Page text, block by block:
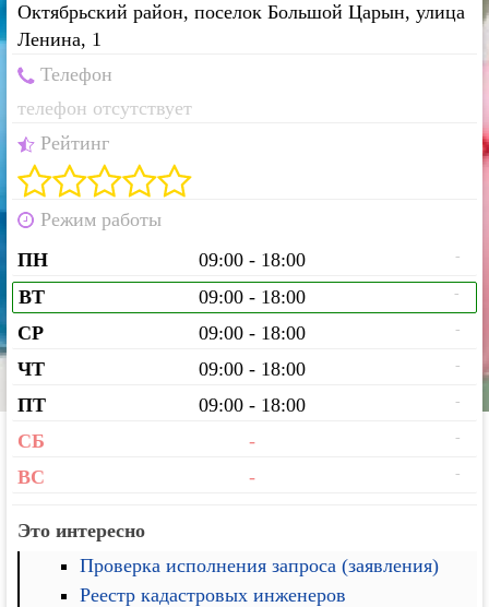
Октябрьский район, поселок Большой Царын, улица
Ленина, 1
Телефон
телефон отсутствует
Рейтинг
Режим работы
ПН
09:00 - 18:00 -
ВТ 09:00 - 18:00 -
СР 09:00 - 18:00 -
ЧТ 09:00 - 18:00 -
ПТ 09:00 - 18:00 -
СБ - -
ВС - -
Это интересно
Проверка исполнения запроса (заявления)
Реестр кадастровых инженеров